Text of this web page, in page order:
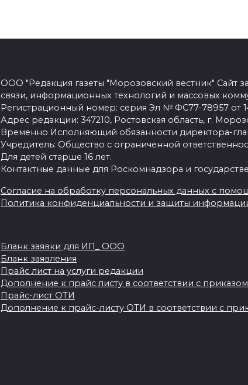
ООО "Редакция газеты "Морозовский вестник" Сайт
связи, информационных технологий и массовых
Регистрационный номер: серия Эл № ФС77-78957 от 14
Адрес редакции: 347210, Ростовская область, г.
Временно Исполняющий обязанности директора-
Учредитель: Общество с ограниченной
Для детей старше 16 лет.
Контактные данные для Роскомнадзора и
Согласие на обработку персональных данных с
Политика конфиденциальности и защиты
Бланк заявки для ИП_ ООО
Бланк заявления
Прайс лист на услуги редакции
Дополнение к прайс листу в соответствии с приказом
Прайс-лист ОТИ
Дополнение к прайс-листу ОТИ в соответствии с